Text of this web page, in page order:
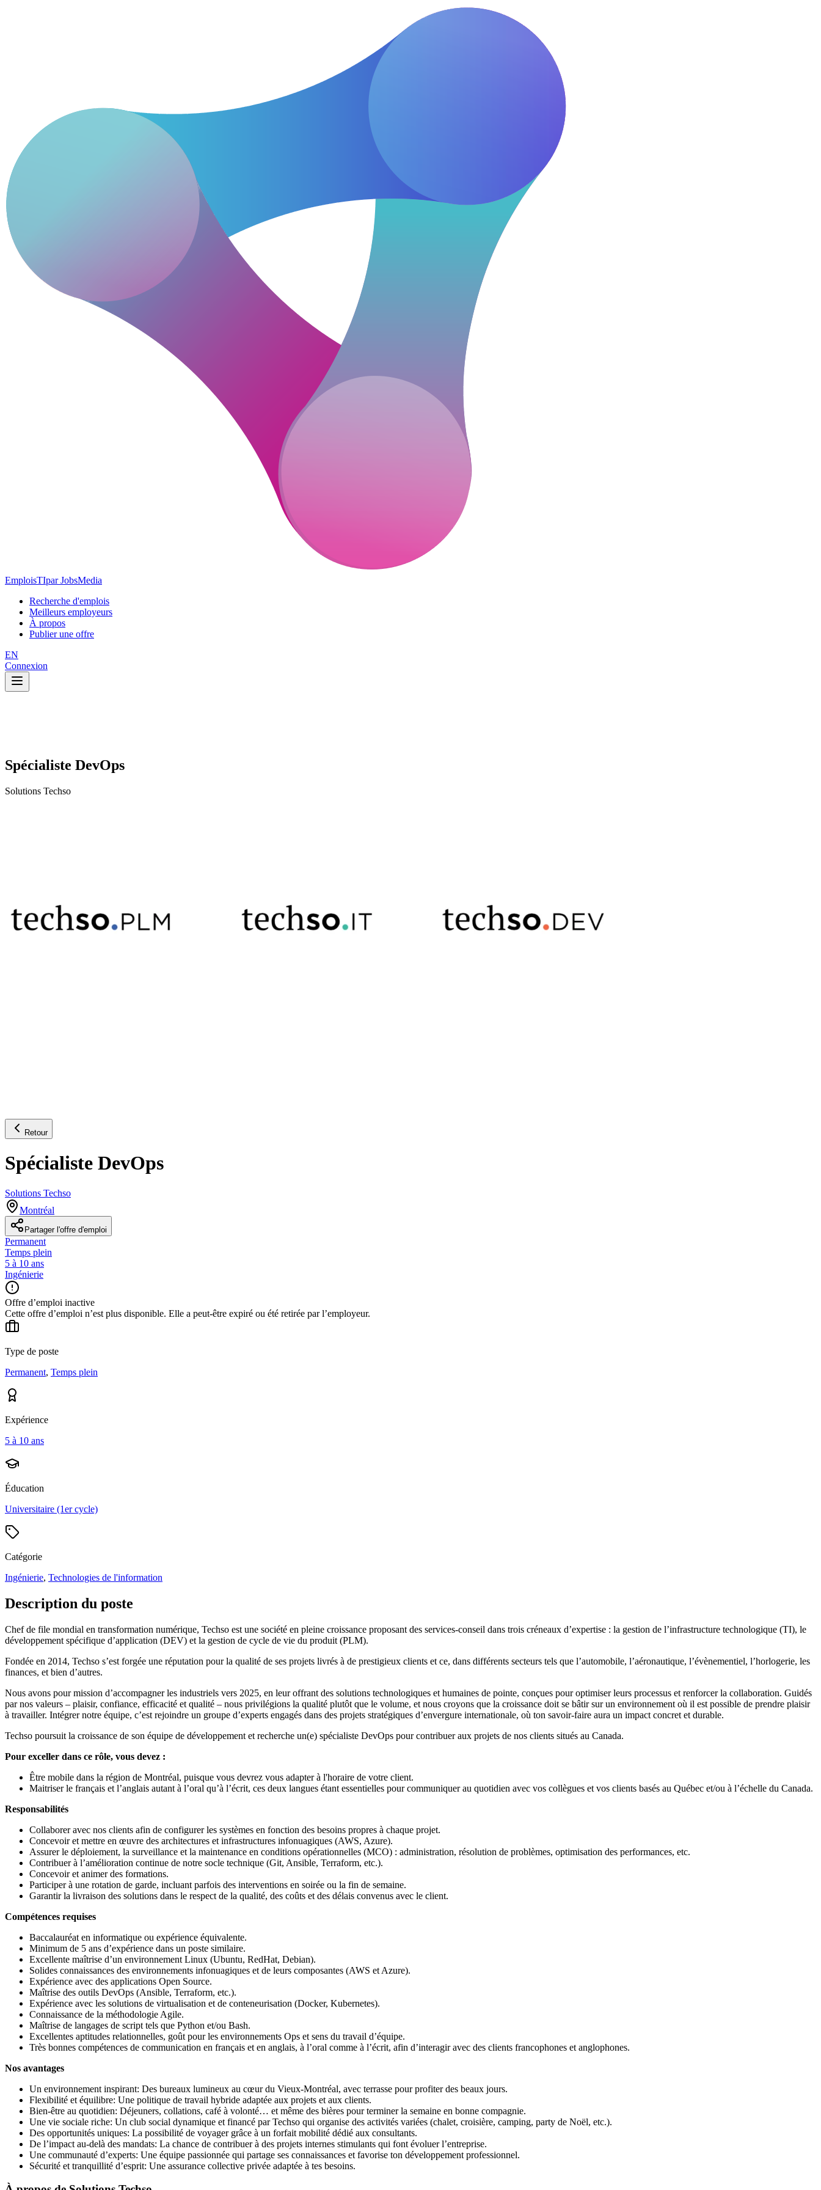
EmploisTIpar JobsMedia
Recherche d'emplois
Meilleurs employeurs
À propos
Publier une offre
EN
Connexion
Spécialiste DevOps
Solutions Techso
Retour
Spécialiste DevOps
Solutions Techso
Montréal
Partager l'offre d'emploi
Permanent
Temps plein
5 à 10 ans
Ingénierie
Offre d’emploi inactive
Cette offre d’emploi n’est plus disponible. Elle a peut-être expiré ou été retirée par l’employeur.
Type de poste
Permanent, Temps plein
Expérience
5 à 10 ans
Éducation
Universitaire (1er cycle)
Catégorie
Ingénierie, Technologies de l'information
Description du poste
Chef de file mondial en transformation numérique, Techso est une société en pleine croissance proposant des services-conseil dans trois créneaux d’expertise : la gestion de l’infrastructure technologique (TI), le
développement spécifique d’application (DEV) et la gestion de cycle de vie du produit (PLM).
Fondée en 2014, Techso s’est forgée une réputation pour la qualité de ses projets livrés à de prestigieux clients et ce, dans différents secteurs tels que l’automobile, l’aéronautique, l’évènementiel, l’horlogerie, les
finances, et bien d’autres.
Nous avons pour mission d’accompagner les industriels vers 2025, en leur offrant des solutions technologiques et humaines de pointe, conçues pour optimiser leurs processus et renforcer la collaboration. Guidés
par nos valeurs – plaisir, confiance, efficacité et qualité – nous privilégions la qualité plutôt que le volume, et nous croyons que la croissance doit se bâtir sur un environnement où il est possible de prendre plaisir
à travailler. Intégrer notre équipe, c’est rejoindre un groupe d’experts engagés dans des projets stratégiques d’envergure internationale, où ton savoir-faire aura un impact concret et durable.
Techso poursuit la croissance de son équipe de développement et recherche un(e) spécialiste DevOps pour contribuer aux projets de nos clients situés au Canada.
Pour exceller dans ce rôle, vous devez :
Être mobile dans la région de Montréal, puisque vous devrez vous adapter à l'horaire de votre client.
Maitriser le français et l’anglais autant à l’oral qu’à l’écrit, ces deux langues étant essentielles pour communiquer au quotidien avec vos collègues et vos clients basés au Québec et/ou à l’échelle du Canada.
Responsabilités
Collaborer avec nos clients afin de configurer les systèmes en fonction des besoins propres à chaque projet.
Concevoir et mettre en œuvre des architectures et infrastructures infonuagiques (AWS, Azure).
Assurer le déploiement, la surveillance et la maintenance en conditions opérationnelles (MCO) : administration, résolution de problèmes, optimisation des performances, etc.
Contribuer à l’amélioration continue de notre socle technique (Git, Ansible, Terraform, etc.).
Concevoir et animer des formations.
Participer à une rotation de garde, incluant parfois des interventions en soirée ou la fin de semaine.
Garantir la livraison des solutions dans le respect de la qualité, des coûts et des délais convenus avec le client.
Compétences requises
Baccalauréat en informatique ou expérience équivalente.
Minimum de 5 ans d’expérience dans un poste similaire.
Excellente maîtrise d’un environnement Linux (Ubuntu, RedHat, Debian).
Solides connaissances des environnements infonuagiques et de leurs composantes (AWS et Azure).
Expérience avec des applications Open Source.
Maîtrise des outils DevOps (Ansible, Terraform, etc.).
Expérience avec les solutions de virtualisation et de conteneurisation (Docker, Kubernetes).
Connaissance de la méthodologie Agile.
Maîtrise de langages de script tels que Python et/ou Bash.
Excellentes aptitudes relationnelles, goût pour les environnements Ops et sens du travail d’équipe.
Très bonnes compétences de communication en français et en anglais, à l’oral comme à l’écrit, afin d’interagir avec des clients francophones et anglophones.
Nos avantages
Un environnement inspirant: Des bureaux lumineux au cœur du Vieux-Montréal, avec terrasse pour profiter des beaux jours.
Flexibilité et équilibre: Une politique de travail hybride adaptée aux projets et aux clients.
Bien-être au quotidien: Déjeuners, collations, café à volonté… et même des bières pour terminer la semaine en bonne compagnie.
Une vie sociale riche: Un club social dynamique et financé par Techso qui organise des activités variées (chalet, croisière, camping, party de Noël, etc.).
Des opportunités uniques: La possibilité de voyager grâce à un forfait mobilité dédié aux consultants.
De l’impact au-delà des mandats: La chance de contribuer à des projets internes stimulants qui font évoluer l’entreprise.
Une communauté d’experts: Une équipe passionnée qui partage ses connaissances et favorise ton développement professionnel.
Sécurité et tranquillité d’esprit: Une assurance collective privée adaptée à tes besoins.